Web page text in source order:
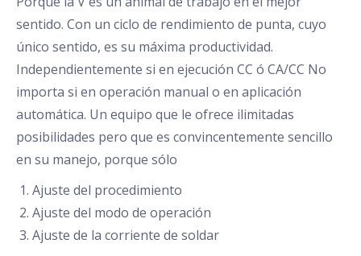
sentido. Con un ciclo de rendimiento de punta, cuyo
único sentido, es su máxima productividad.
Independientemente si en ejecución CC ó CA/CC No
importa si en operación manual o en aplicación
automática. Un equipo que le ofrece ilimitadas
posibilidades pero que es convincentemente sencillo
en su manejo, porque sólo
Ajuste del procedimiento
Ajuste del modo de operación
Ajuste de la corriente de soldar